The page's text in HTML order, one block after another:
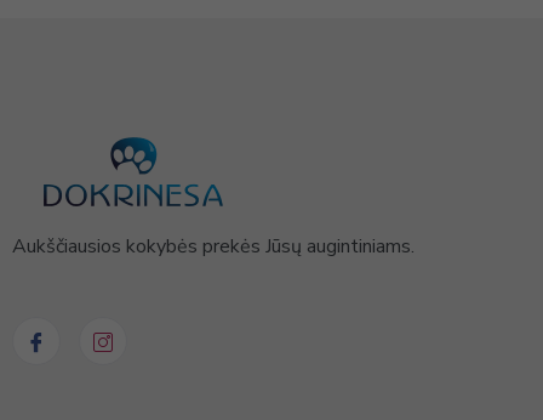
Aukščiausios kokybės prekės Jūsų augintiniams.